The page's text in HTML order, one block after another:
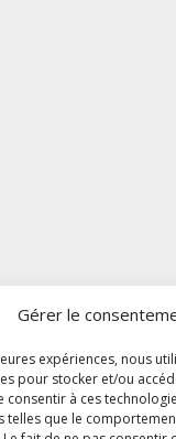
Gérer le
expériences, nous
pour stocker et/ou
consentir à ces
telles que le